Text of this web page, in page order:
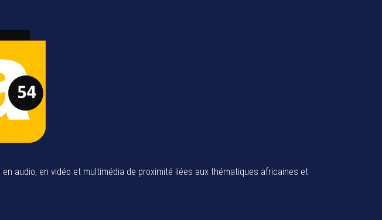
audio, en vidéo et multimédia de proximité liées aux thématiques africaines et